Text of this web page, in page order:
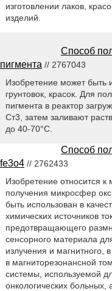
изготовлении лаков,
изделий.
Способ
пигмента // 2767043
Изобретение может быть
грунтовок, красок. Для
пигмента в реактор
Ст3, затем заливают
до 40-70°С.
Способ
fe3o4 // 2762433
Изобретение относится к
получения микросфер
быть использован в
химических источников
предотвращающего
сенсорного материала
излучения и магнитного,
в магниторезонансной
системы, используемой
онкологических больных,